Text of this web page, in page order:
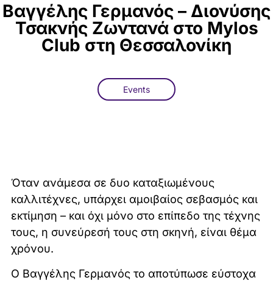
Βαγγέλης Γερμανός – Διονύσης
Τσακνής Ζωντανά στο Mylos
Club στη Θεσσαλονίκη
Events
Όταν ανάμεσα σε δυο καταξιωμένους
καλλιτέχνες, υπάρχει αμοιβαίος σεβασμός και
εκτίμηση – και όχι μόνο στο επίπεδο της τέχνης
τους, η συνεύρεσή τους στη σκηνή, είναι θέμα
χρόνου.
Ο Βαγγέλης Γερμανός το αποτύπωσε εύστοχα